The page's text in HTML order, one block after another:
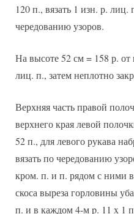
120 п., вязать 1 изн. р. лиц.
чередованию узоров.
На высоте 52 см = 158 р. от
лиц. п., затем неплотно
Верхняя часть правой
верхнего края левой
52 п., для левого рукава
вязать по чередованию
кром. п. и п. рядом с ними
скоса выреза горловины
п. и в каждом 4-м p. 11 x 1